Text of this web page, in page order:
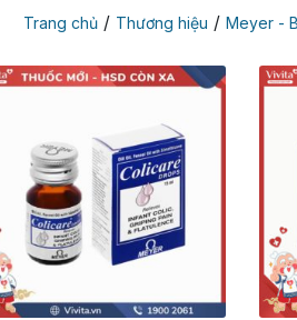
Trang chủ/ Thương hiệu / Meyer -